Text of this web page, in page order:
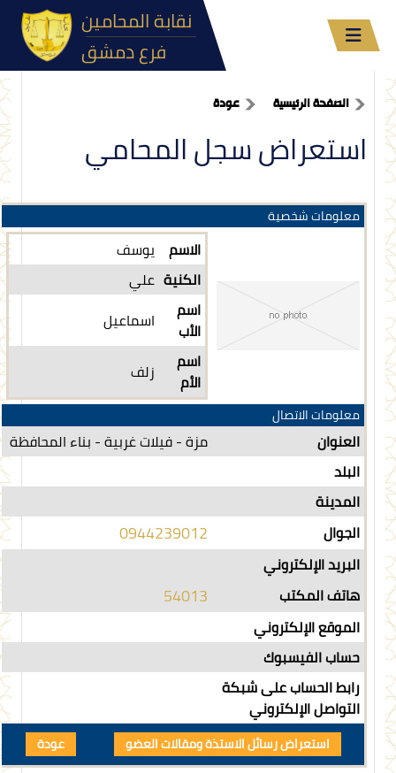
فرع دمشق
الصفحة الرئيسية عودة
استعراض سجل المحامي
معلومات شخصية
الاسم يوسف
الكنية علي
اسم
الأب
اسماعيل
اسم
الأم
زلف
معلومات الاتصال
العنوان
مزة - فيلات غربية - بناء المحافظة
البلد
المدينة
الجوال
0944239012
البريد الإلكتروني
هاتف المكتب
54013
الموقع الإلكتروني
حساب الفيسبوك
رابط الحساب على شبكة
التواصل الإلكتروني